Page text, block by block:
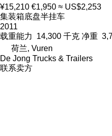
¥15,210 €1,950 ≈ US$2,253
集装箱底盘半挂车
2011
载重能力
14,300 千克 净重
荷兰, Vuren
De Jong Trucks & Trailers
联系卖方